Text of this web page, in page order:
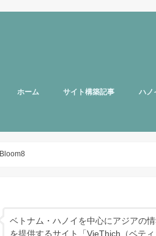
ホーム サイト構築記事 ハノ
旅行
マッ
ヘル
ハノ
アン
Bloom8
ベトナム・ハノイを中心にアジアの
を提供するサイト「VieThich（ベティ